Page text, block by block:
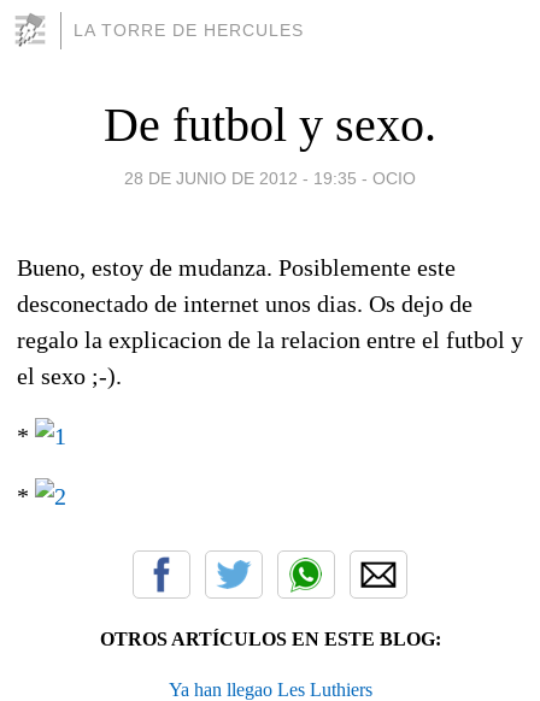
LA TORRE DE HERCULES
De futbol y sexo.
28 DE JUNIO DE 2012 - 19:35 - OCIO
Bueno, estoy de mudanza. Posiblemente este
desconectado de internet unos dias. Os dejo de
regalo la explicacion de la relacion entre el futbol y
el sexo ;-).
*
*
OTROS ARTÍCULOS EN ESTE BLOG:
Ya han llegao Les Luthiers